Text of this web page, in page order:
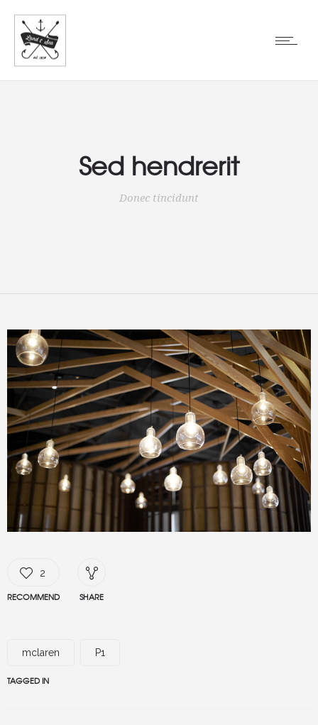
Sed hendrerit
Donec tincidunt
2
RECOMMEND SHARE
mclaren P1
TAGGED IN